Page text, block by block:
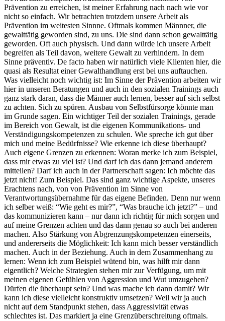
Prävention zu erreichen, ist meiner Erfahrung nach nach wie vor
nicht so einfach. Wir betrachten trotzdem unsere Arbeit als
Prävention im weitesten Sinnne. Oftmals kommen Männner, die
gewalttätig geworden sind, zu uns. Die sind dann schon gewalttätig
geworden. Oft auch physisch. Und dann würde ich unsere Arbeit
begreifen als Teil davon, weitere Gewalt zu verhindern. In dem
Sinne präventiv. De facto haben wir natürlich viele Klienten hier, die
quasi als Resultat einer Gewalthandlung erst bei uns auftauchen.
Was vielleicht noch wichtig ist: Im Sinne der Prävention arbeiten wir
hier in unseren Beratungen und auch in den sozialen Trainings auch
ganz stark daran, dass die Männer auch lernen, besser auf sich selbst
zu achten. Sich zu spüren. Ausbau von Selbstfürsorge könnte man
im Grunde sagen. Ein wichtiger Teil der sozialen Trainings, gerade
im Bereich von Gewalt, ist die eigenen Kommunikations- und
Verständigungskompetenzen zu schulen. Wie spreche ich gut über
mich und meine Bedürfnisse? Wie erkenne ich diese überhaupt?
Auch eigene Grenzen zu erkennen: Woran merke ich zum Beispiel,
dass mir etwas zu viel ist? Und darf ich das dann jemand anderem
mitteilen? Darf ich auch in der Partnerschaft sagen: Ich möchte das
jetzt nicht! Zum Beispiel. Das sind ganz wichtige Aspekte, unseres
Erachtens nach, von von Prävention im Sinne von
Verantwortungsübernahme für das eigene Befinden. Denn nur wenn
ich selber weiß: “Wie geht es mir?”, “Was brauche ich jetzt?” – und
das kommunizieren kann – nur dann ich richtig für mich sorgen und
auf meine Grenzen achten und das dann genau so auch bei anderen
machen. Also Stärkung von Abgrenzungskompetenzen einerseits,
und andererseits die Möglichkeit: Ich kann mich besser verständlich
machen. Auch in der Beziehung. Auch in dem Zusammenhang zu
lernen: Wenn ich zum Beispiel wütend bin, was hilft mir dann
eigentlich? Welche Strategien stehen mir zur Verfügung, um mit
meinen eigenen Gefühlen von Aggression und Wut umzugehen?
Dürfen die überhaupt sein? Und was mache ich dann damit? Wir
kann ich diese vielleicht konstruktiv umsetzen? Weil wir ja auch
nicht auf dem Standpunkt stehen, dass Aggressivität etwas
schlechtes ist. Das markiert ja eine Grenzüberschreitung oftmals.